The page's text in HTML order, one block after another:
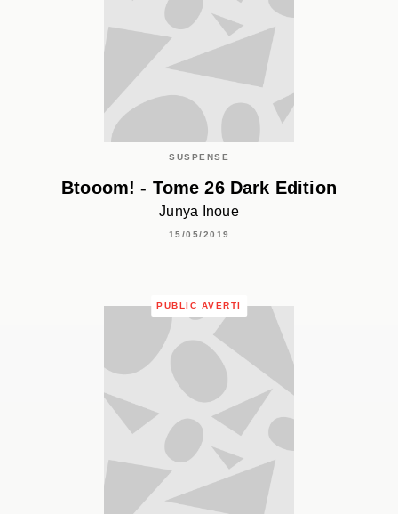
SUSPENSE
Btooom! - Tome 26 Dark Edition
Junya Inoue
15/05/2019
PUBLIC AVERTI